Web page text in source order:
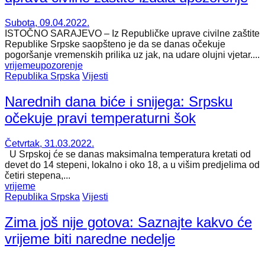
Subota, 09.04.2022.
ISTOČNO SARAJEVO – Iz Republičke uprave civilne zaštite
Republike Srpske saopšteno je da se danas očekuje
pogoršanje vremenskih prilika uz jak, na udare olujni vjetar....
vrijemeupozorenje
Republika Srpska Vijesti
Narednih dana biće i snijega: Srpsku
očekuje pravi temperaturni šok
Četvrtak, 31.03.2022.
U Srpskoj će se danas maksimalna temperatura kretati od
devet do 14 stepeni, lokalno i oko 18, a u višim predjelima od
četiri stepena,...
vrijeme
Republika Srpska Vijesti
Zima još nije gotova: Saznajte kakvo će
vrijeme biti naredne nedelje